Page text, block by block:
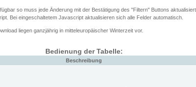
so muss jede Änderung mit der Bestätigung des "Filtern" Buttons
Bei eingeschaltetem Javascript aktualisieren sich alle Felder automatisch.
liegen ganzjährig in mitteleuropäischer Winterzeit vor.
Bedienung der Tabelle:
Beschreibung